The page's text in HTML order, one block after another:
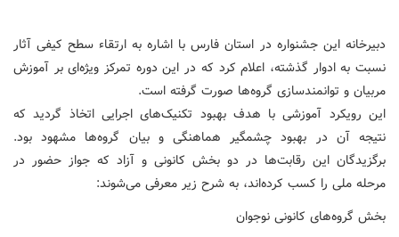
دبیرخانه این جشنواره در استان فارس با اشاره به ارتقاء سطح کیفی آثار
نسبت به ادوار گذشته، اعلام کرد که در این دوره تمرکز ویژه‌ای بر آموزش
مربیان و توانمندسازی گروه‌ها صورت گرفته است.
این رویکرد آموزشی با هدف بهبود تکنیک‌های اجرایی اتخاذ گردید که
نتیجه آن در بهبود چشمگیر هماهنگی و بیان گروه‌ها مشهود بود.
برگزیدگان این رقابت‌ها در دو بخش کانونی و آزاد که جواز حضور در
مرحله ملی را کسب کرده‌اند، به شرح زیر معرفی می‌شوند:
بخش گروه‌های کانونی نوجوان